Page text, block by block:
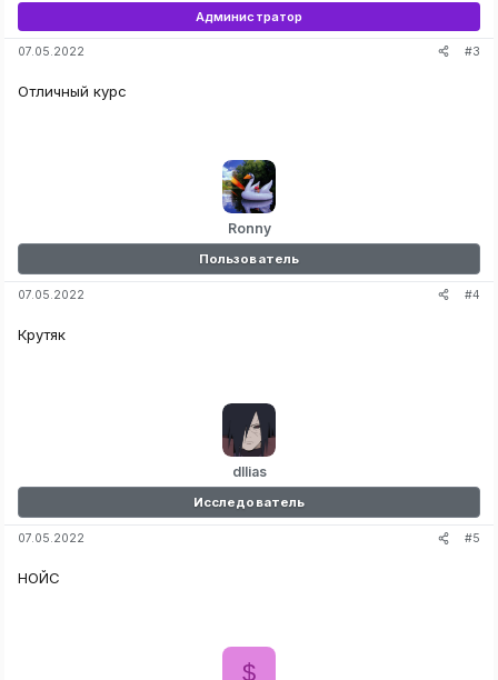
Администратор
07.05.2022 #3
Отличный курс
Ronny
Пользователь
07.05.2022 #4
Крутяк
dllias
Исследователь
07.05.2022 #5
НОЙС
$